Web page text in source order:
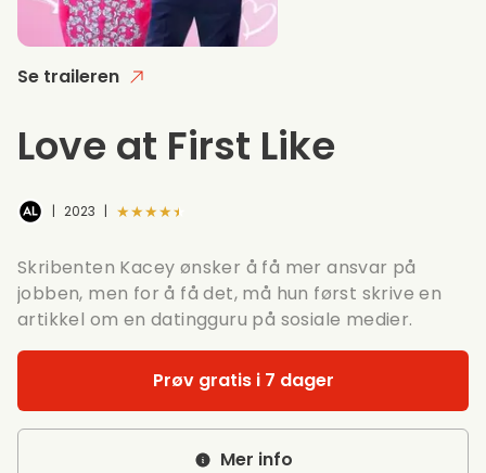
Se traileren
Love at First Like
| 2023 | ★★★★★
Skribenten Kacey ønsker å få mer ansvar på
jobben, men for å få det, må hun først skrive en
artikkel om en datingguru på sosiale medier.
Prøv gratis i 7 dager
Mer info